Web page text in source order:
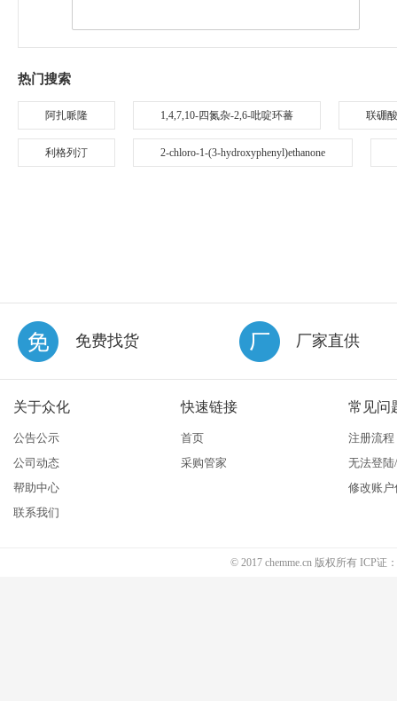
热门搜索
阿扎哌隆 1,4,7,10-四氮杂-2,6-吡啶环蕃 联硼
利格列汀 2-chloro-1-(3-hydroxyphenyl)ethanone
免费找货 厂家直供
关于众化
公告公示
公司动态
帮助中心
联系我们
快速链接
首页
采购管家
常见问
注册流程
无法登
修改账户
© 2017 chemme.cn 版权所有 ICP证：